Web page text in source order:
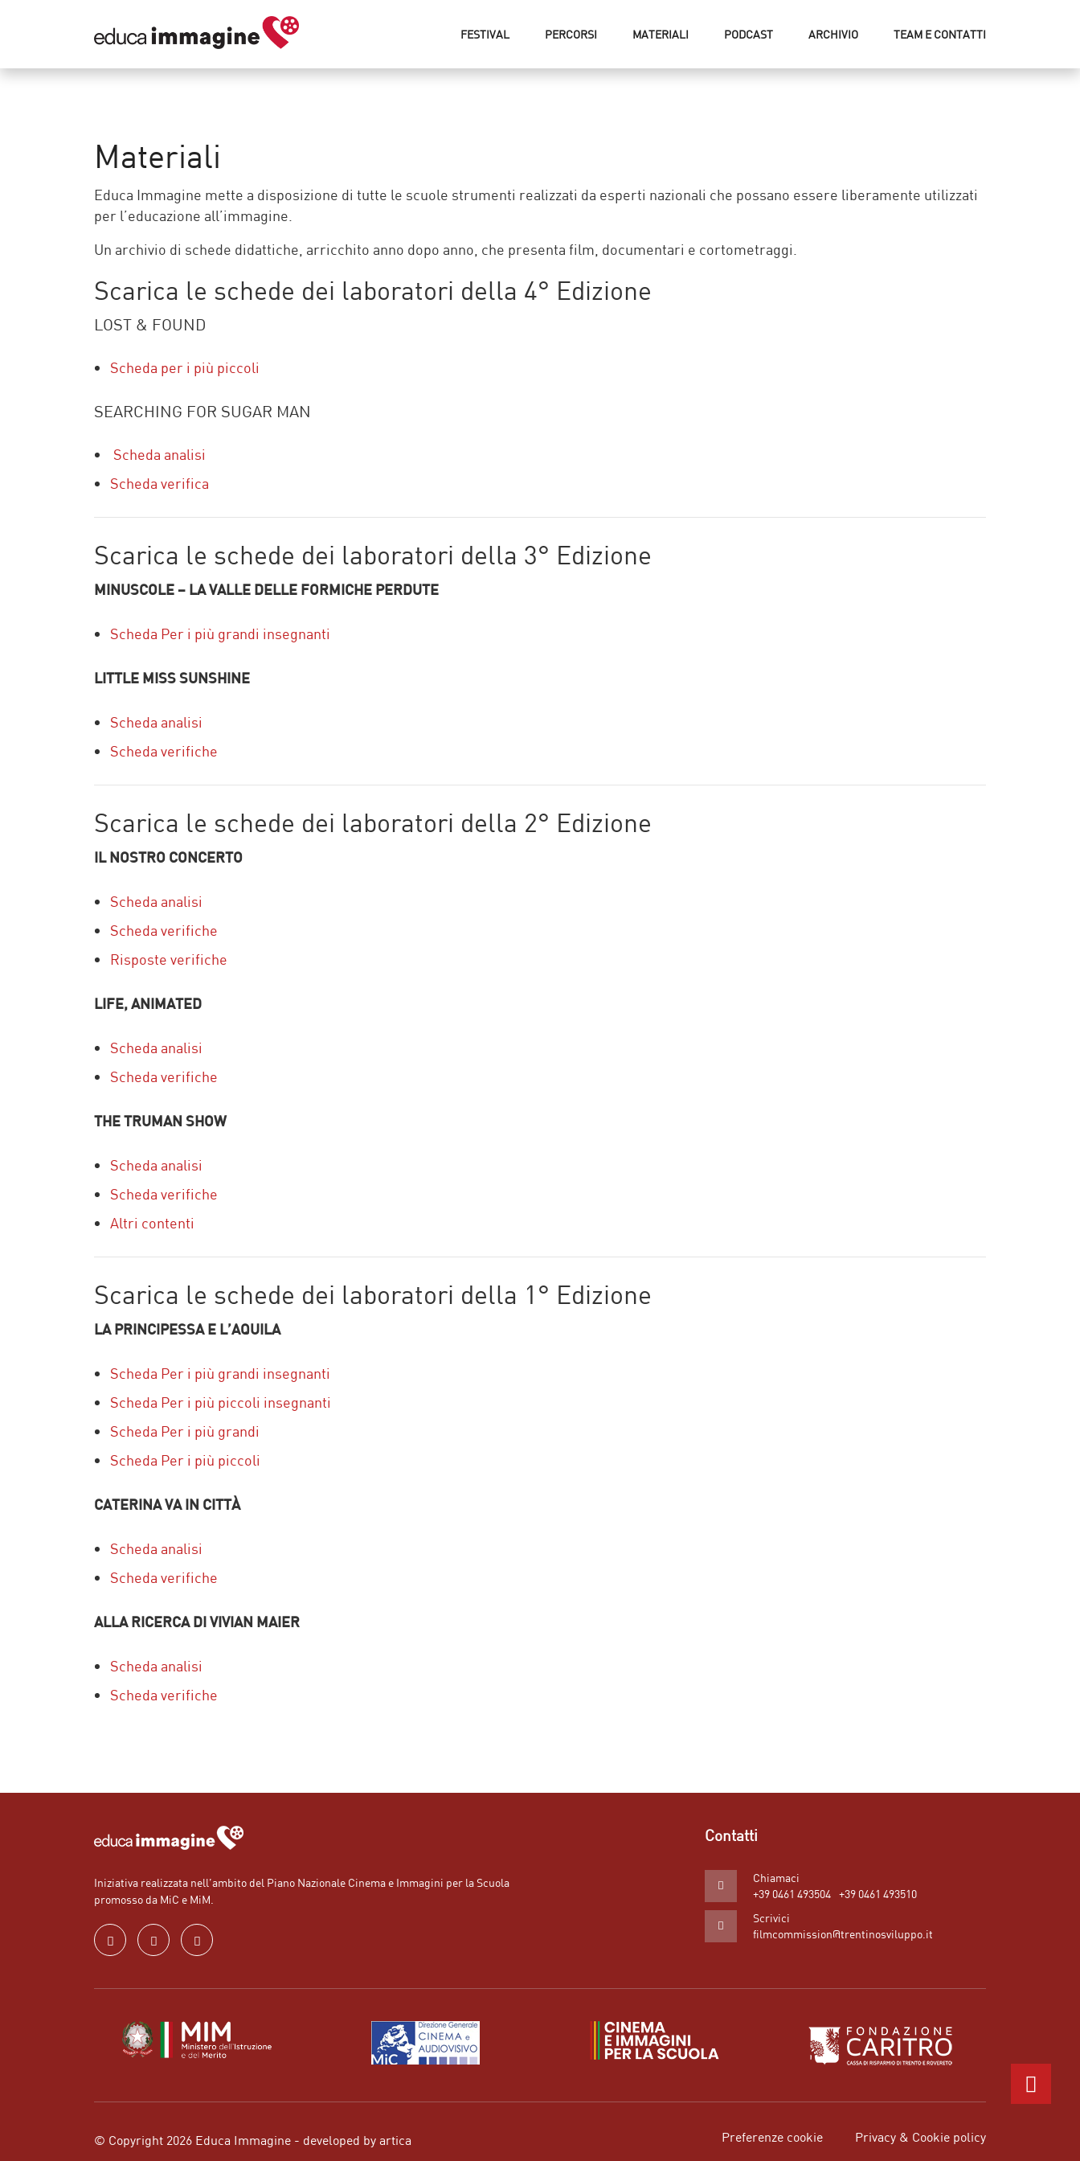
FESTIVAL PERCORSI MATERIALI PODCAST ARCHIVIO TEAM E CONTATTI
Materiali
Educa Immagine mette a disposizione di tutte le scuole strumenti realizzati da esperti nazionali che possano essere liberamente utilizzati
per l’educazione all’immagine.
Un archivio di schede didattiche, arricchito anno dopo anno, che presenta film, documentari e cortometraggi.
Scarica le schede dei laboratori della 4° Edizione
LOST & FOUND
Scheda per i più piccoli
SEARCHING FOR SUGAR MAN
Scheda analisi
Scheda verifica
Scarica le schede dei laboratori della 3° Edizione
MINUSCOLE – LA VALLE DELLE FORMICHE PERDUTE
Scheda Per i più grandi insegnanti
LITTLE MISS SUNSHINE
Scheda analisi
Scheda verifiche
Scarica le schede dei laboratori della 2° Edizione
IL NOSTRO CONCERTO
Scheda analisi
Scheda verifiche
Risposte verifiche
LIFE, ANIMATED
Scheda analisi
Scheda verifiche
THE TRUMAN SHOW
Scheda analisi
Scheda verifiche
Altri contenti
Scarica le schede dei laboratori della 1° Edizione
LA PRINCIPESSA E L’AQUILA
Scheda Per i più grandi insegnanti
Scheda Per i più piccoli insegnanti
Scheda Per i più grandi
Scheda Per i più piccoli
CATERINA VA IN CITTÀ
Scheda analisi
Scheda verifiche
ALLA RICERCA DI VIVIAN MAIER
Scheda analisi
Scheda verifiche
Iniziativa realizzata nell’ambito del Piano Nazionale Cinema e Immagini per la Scuola
promosso da MiC e MiM.
Contatti
Chiamaci
+39 0461 493504 +39 0461 493510
Scrivici
filmcommission@trentinosviluppo.it
© Copyright 2026 Educa Immagine - developed by artica Preferenze cookie Privacy & Cookie policy